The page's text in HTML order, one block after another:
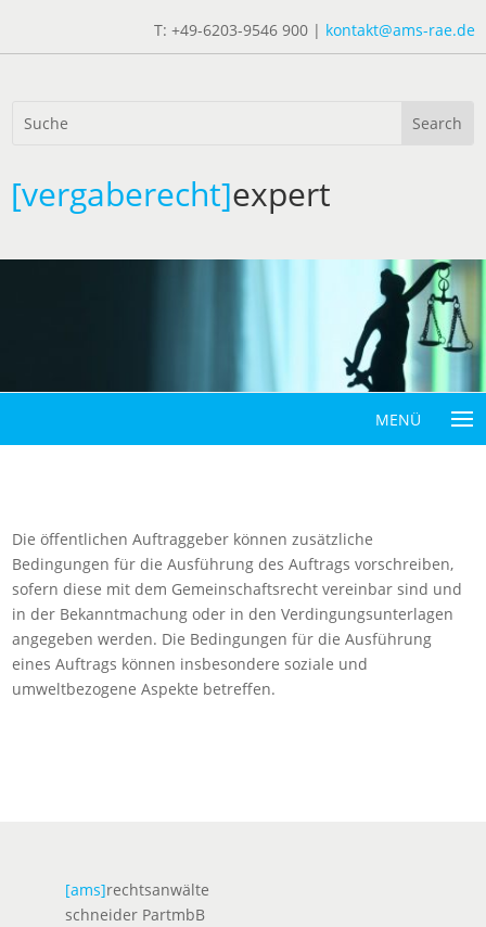
T: +49-6203-9546 900 | kontakt@ams-rae.de
[vergaberecht]expert
Die öffentlichen Auftraggeber können zusätzliche
Bedingungen für die Ausführung des Auftrags vorschreiben,
sofern diese mit dem Gemeinschaftsrecht vereinbar sind und
in der Bekanntmachung oder in den Verdingungsunterlagen
angegeben werden. Die Bedingungen für die Ausführung
eines Auftrags können insbesondere soziale und
umweltbezogene Aspekte betreffen.
[ams]rechtsanwälte
schneider PartmbB